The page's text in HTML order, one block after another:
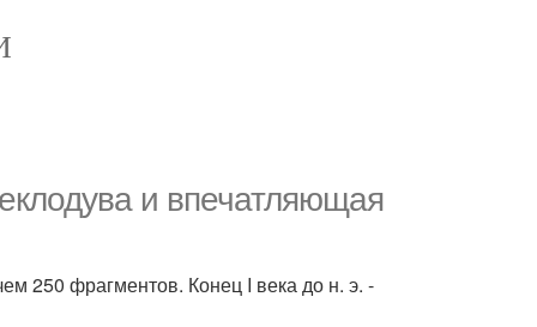
и впечатляющая
250 фрагментов. Конец I века до н. э. -